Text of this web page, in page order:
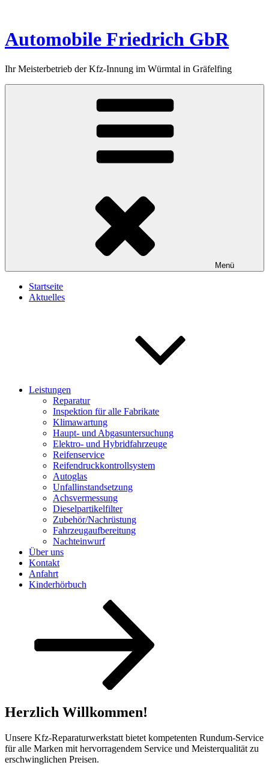
springen
Automobile Friedrich GbR
Ihr Meisterbetrieb der Kfz-Innung im Würmtal in Gräfelfing
Menü
Startseite
Aktuelles
Leistungen
Reparatur
Inspektion für alle Fabrikate
Klimawartung
Haupt- und Abgasuntersuchung
Elektro- und Hybridfahrzeuge
Reifenservice
Reifendruckkontrollsystem
Autoglas
Unfallinstandsetzung
Achsvermessung
Dieselpartikelfilter
Zubehör/Nachrüstung
Fahrzeugaufbereitung
Nachteinwurf
Über uns
Kontakt
Anfahrt
Kinderhörbuch
Herzlich Willkommen!
Unsere Kfz-Reparaturwerkstatt bietet kompetenten Rundum-Service
für alle Marken mit hervorragendem Service und Meisterqualität zu
erschwinglichen Preisen.